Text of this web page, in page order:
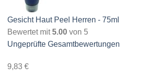
Gesicht Haut Peel Herren - 75ml
Bewertet mit5.00 von 5
Ungeprüfte Gesamtbewertungen
9,83 €